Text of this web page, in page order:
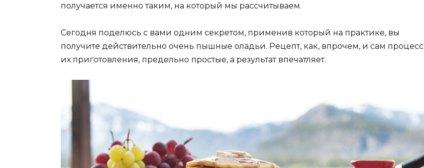
получается именно таким, на который мы рассчитываем.
Сегодня поделюсь с вами одним секретом, применив который на практике, вы
получите действительно очень пышные оладьи. Рецепт, как, впрочем, и сам процесс
их приготовления, предельно простые, а результат впечатляет.